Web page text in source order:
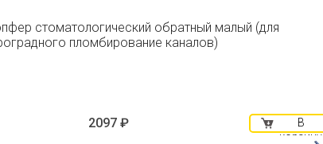
стоматологический обратный малый (для
пломбирование каналов)
2097 ₽
В
корзину